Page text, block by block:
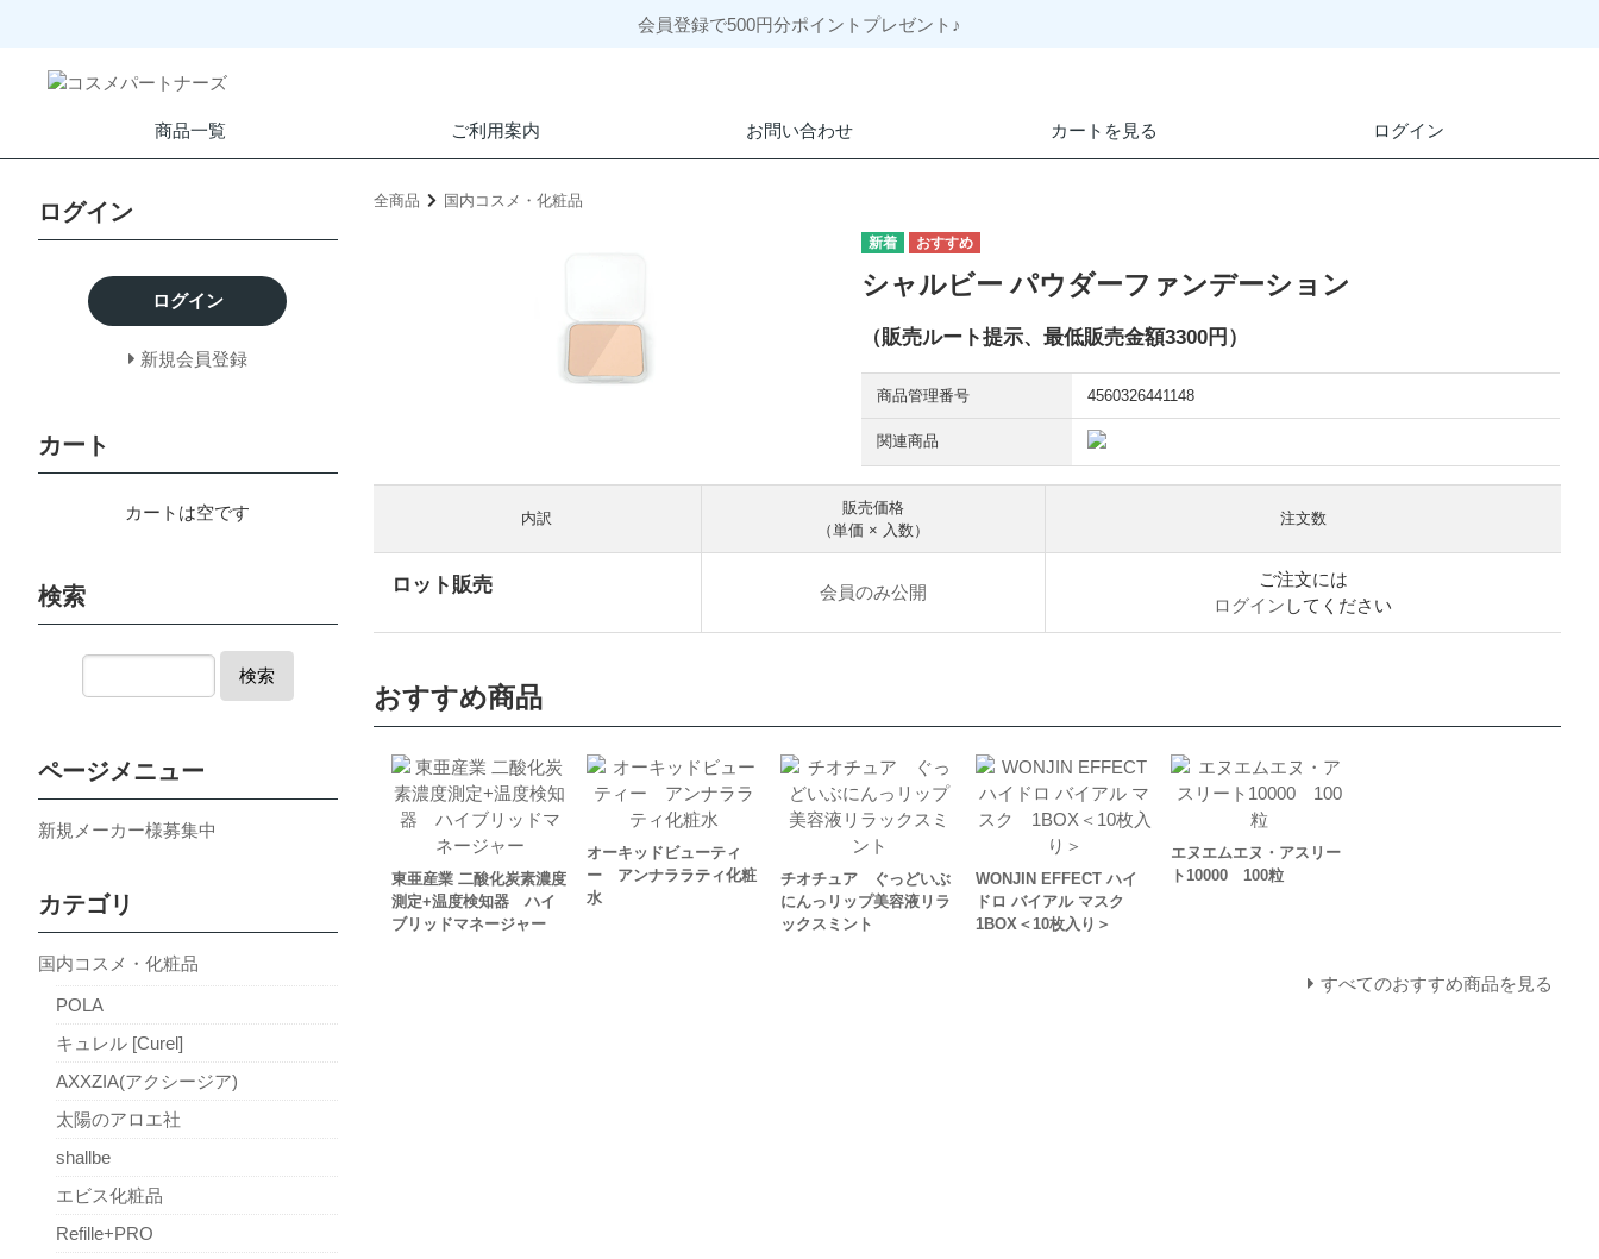
会員登録で500円分ポイントプレゼント♪
商品一覧 ご利用案内 お問い合わせ カートを見る ログイン
全商品 国内コスメ・化粧品
シャルビー パウダーファンデーション
（販売ルート提示、最低販売金額3300円）
商品管理番号 4560326441148
関連商品
内訳
販売価格
（単価 × 入数）
注文数
ロット販売 会員のみ公開
ご注文には
ログイン してください
おすすめ商品
東亜産業 二酸化炭素濃度
測定+温度検知器 ハイ
ブリッドマネージャー
オーキッドビューティ
ー アンナララティ化粧
水
チオチュア ぐっどいぶ
にんっリップ美容液リラ
ックスミント
WONJIN EFFECT ハイ
ドロ バイアル マスク
1BOX＜10枚入り＞
エヌエムエヌ・アスリー
ト10000 100粒
すべてのおすすめ商品を見る
ログイン
ログイン
新規会員登録
カート
カートは空です
検索
検索
ページメニュー
新規メーカー様募集中
カテゴリ
国内コスメ・化粧品
POLA
キュレル [Curel]
AXXZIA(アクシージア)
太陽のアロエ社
shallbe
エビス化粧品
Refille+PRO